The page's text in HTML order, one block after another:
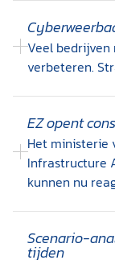
Veel
verbeteren.
EZ opent
Het ministerie
Infrastructure
kunnen nu
Scenario-
tijden